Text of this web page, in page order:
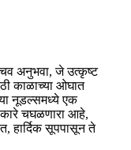
अनुभवा, जे उत्कृष्ट
काळाच्या ओघात
नूडल्समध्ये एक
चघळणारा आहे,
हार्दिक सूपपासून ते